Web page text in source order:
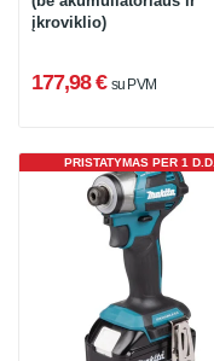
įkroviklio)
177,98 € su PVM
PRISTATYMAS PER 1 D.D.